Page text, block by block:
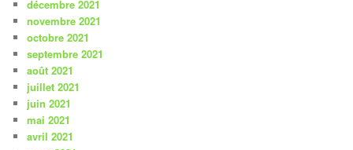
décembre 2021
novembre 2021
octobre 2021
septembre 2021
août 2021
juillet 2021
juin 2021
mai 2021
avril 2021